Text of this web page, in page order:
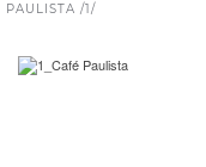
PAULISTA /1/